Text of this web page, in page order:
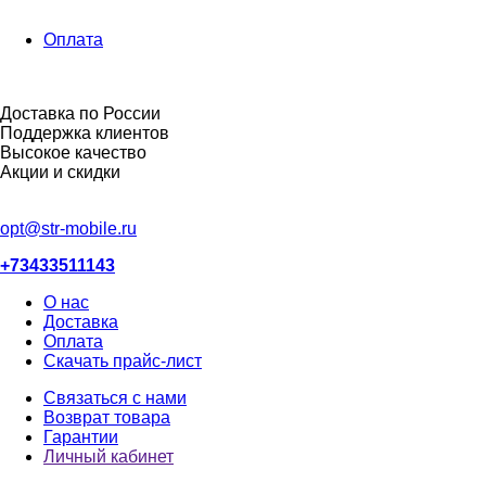
Оплата
Доставка по России
Поддержка клиентов
Высокое качество
Акции и скидки
opt@str-mobile.ru
+73433511143
О нас
Доставка
Оплата
Скачать прайс-лист
Связаться с нами
Возврат товара
Гарантии
Личный кабинет